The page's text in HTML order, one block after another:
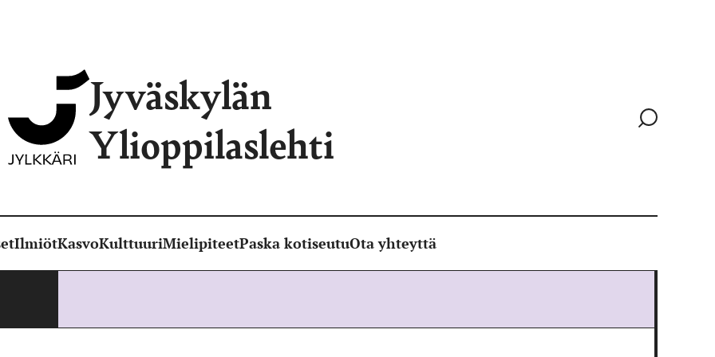
Jyväskylän
Ylioppilaslehti
Siirry
IlmiötKasvoKulttuuriMielipiteetPaska kotiseutuOta yhteyttä